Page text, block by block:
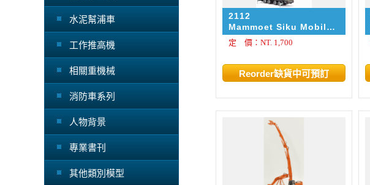
水泥幫浦車
工作推高機
相關重機械
消防車系列
人物背景
專業書刊
其他類別模型
2112
Mammoet Siku Mobile
Crane
定 價：NT. 1,700